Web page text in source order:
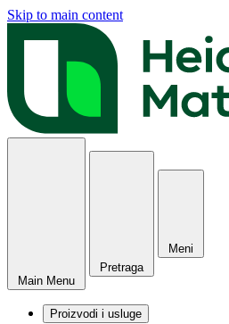
Skip to main content
Main Menu
Pretraga
Meni
Proizvodi i usluge